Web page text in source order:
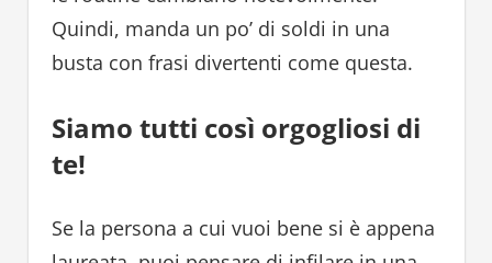
Quindi, manda un po’ di soldi in una
busta con frasi divertenti come questa.
Siamo tutti così orgogliosi di
te!
Se la persona a cui vuoi bene si è appena